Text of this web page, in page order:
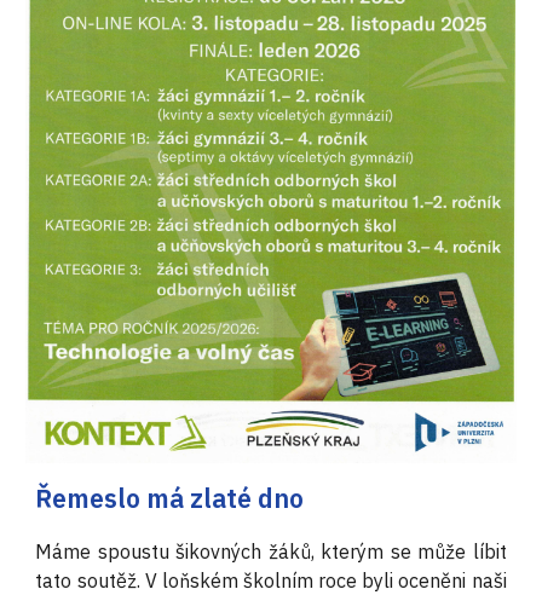
Řemeslo má zlaté dno
Máme spoustu šikovných žáků, kterým se může líbit
tato soutěž. V loňském školním roce byli oceněni naši